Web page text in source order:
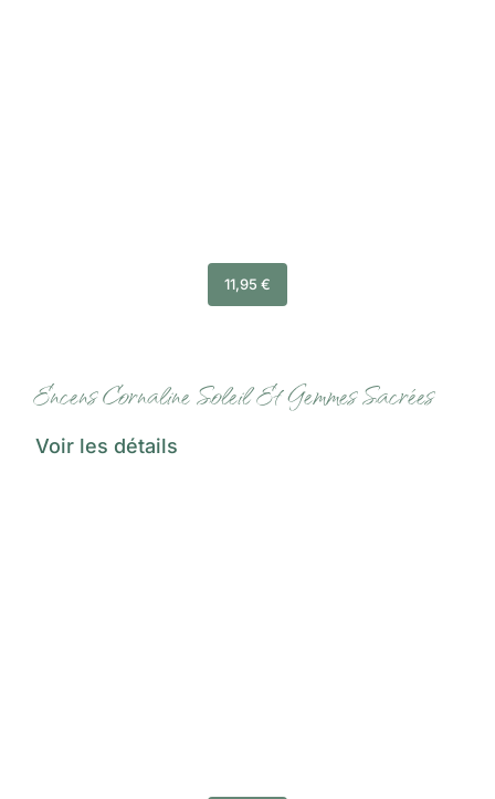
11,95 €
Encens Cornaline Soleil Et Gemmes Sacrées
Voir les détails